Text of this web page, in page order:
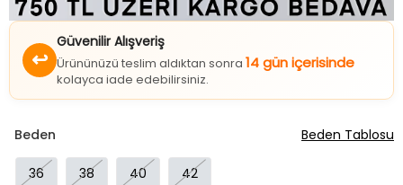
↩
Güvenilir Alışveriş
Ürününüzü teslim aldıktan sonra 14 gün içerisinde
kolayca iade edebilirsiniz.
Beden
36 38 40 42
Beden Tablosu